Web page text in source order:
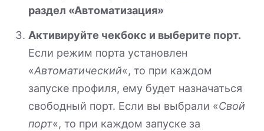
раздел «Автоматизация»
Активируйте чекбокс и выберите порт.
Если режим порта установлен
«Автоматический«, то при каждом
запуске профиля, ему будет назначаться
свободный порт. Если вы выбрали «Свой
порт«, то при каждом запуске за